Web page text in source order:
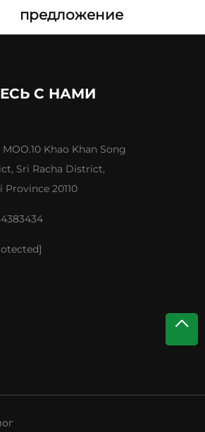
предложение
С НАМИ
Khao Khan Song
Sri Racha District,
Province 20110